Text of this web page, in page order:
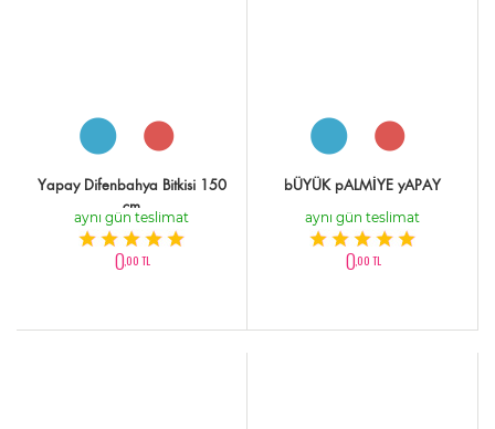
Yapay Difenbahya Bitkisi 150
cm
aynı gün teslimat
0,00 TL
bÜYÜK pALMİYE yAPAY
aynı gün teslimat
0,00 TL